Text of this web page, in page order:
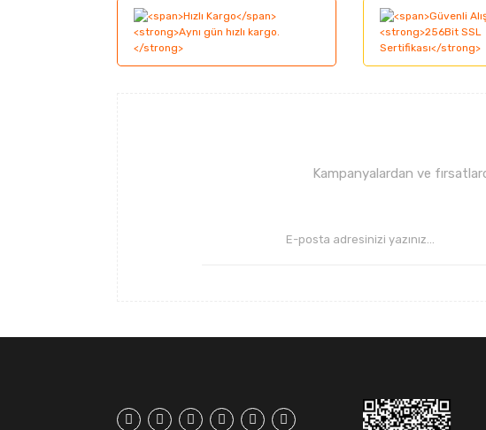
Ürün resmi kalitesiz, bozuk veya görüntülenemiyor.
Ürün açıklamasında eksik bilgiler bulunuyor.
Kampanyalardan ve